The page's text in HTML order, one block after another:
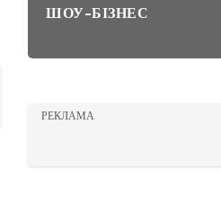
ШОУ-БІЗНЕС
РЕКЛАМА